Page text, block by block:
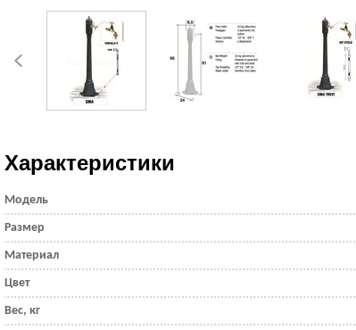
Характеристики
Модель
Размер
Материал
Цвет
Вес, кг